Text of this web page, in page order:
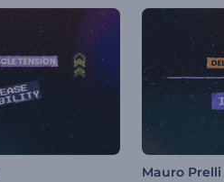
Mauro Prelli